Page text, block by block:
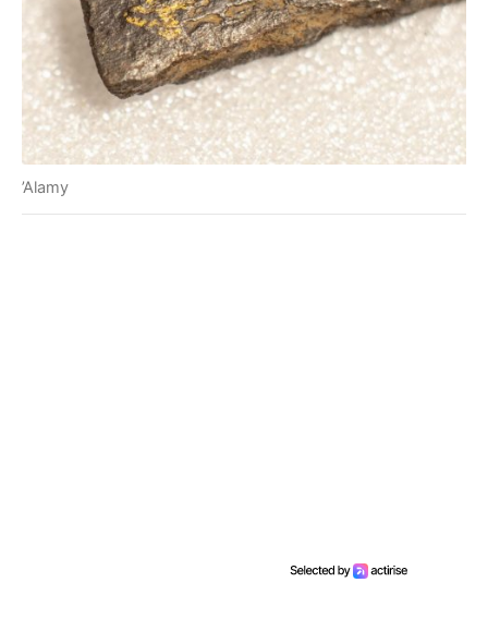
’Alamy